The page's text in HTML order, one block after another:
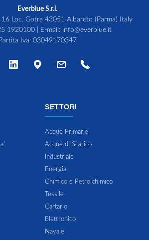
Everblue S.r.l.
Loc. Gotra 43051 Albareto (Parma) Italy
1920100| E-mail: info@everblue.it
Partita Iva: 03049170347
SETTORI
Acque Primarie
Acque di Scarico
Industriale
Energia
Chimico e Petrolchimico
Tessile
Cartario
Elettronico
Navale